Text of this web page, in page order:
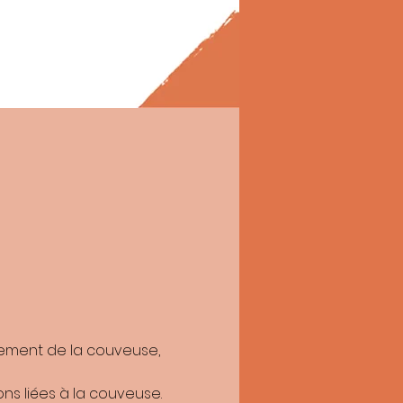
par Réusit, pour permettre de me
Réusit
Réusit : Angle de le rue
de la couveuse,
liées à la couveuse.